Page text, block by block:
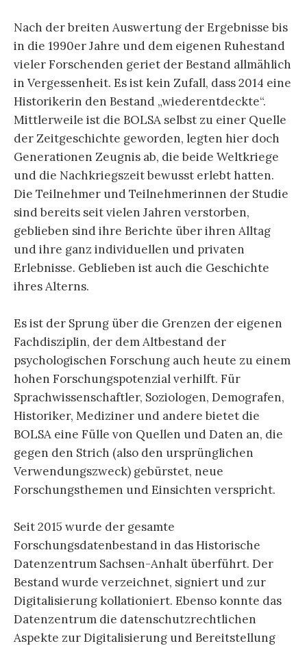
Nach der breiten Auswertung der Ergebnisse bis
in die 1990er Jahre und dem eigenen Ruhestand
vieler Forschenden geriet der Bestand allmählich
in Vergessenheit. Es ist kein Zufall, dass 2014 eine
Historikerin den Bestand „wiederentdeckte“.
Mittlerweile ist die BOLSA selbst zu einer Quelle
der Zeitgeschichte geworden, legten hier doch
Generationen Zeugnis ab, die beide Weltkriege
und die Nachkriegszeit bewusst erlebt hatten.
Die Teilnehmer und Teilnehmerinnen der Studie
sind bereits seit vielen Jahren verstorben,
geblieben sind ihre Berichte über ihren Alltag
und ihre ganz individuellen und privaten
Erlebnisse. Geblieben ist auch die Geschichte
ihres Alterns.
Es ist der Sprung über die Grenzen der eigenen
Fachdisziplin, der dem Altbestand der
psychologischen Forschung auch heute zu einem
hohen Forschungspotenzial verhilft. Für
Sprachwissenschaftler, Soziologen, Demografen,
Historiker, Mediziner und andere bietet die
BOLSA eine Fülle von Quellen und Daten an, die
gegen den Strich (also den ursprünglichen
Verwendungszweck) gebürstet, neue
Forschungsthemen und Einsichten verspricht.
Seit 2015 wurde der gesamte
Forschungsdatenbestand in das Historische
Datenzentrum Sachsen-Anhalt überführt. Der
Bestand wurde verzeichnet, signiert und zur
Digitalisierung kollationiert. Ebenso konnte das
Datenzentrum die datenschutzrechtlichen
Aspekte zur Digitalisierung und Bereitstellung